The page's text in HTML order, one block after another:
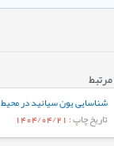
تاریخ چاپ: 1404/04/21